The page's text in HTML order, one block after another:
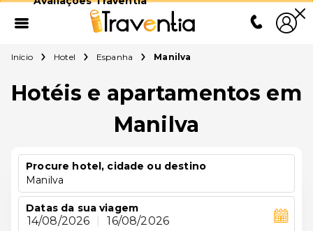
Início Hotel Espanha Manilva
Hotéis e apartamentos em
Manilva
Procure hotel, cidade ou destino
Manilva
Datas da sua viagem
14/08/2026 16/08/2026